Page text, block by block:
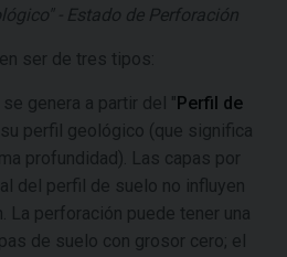
- Estado de Perforación
ser de tres tipos:
genera a partir del " Perfil de
perfil geológico (que significa
profundidad). Las capas por
del perfil de suelo no influyen
La perforación puede tener una
de suelo con grosor cero; el